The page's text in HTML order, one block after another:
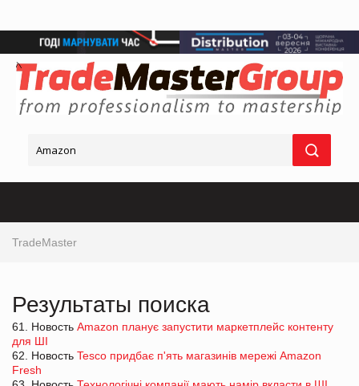
TradeMaster
Результаты поиска
61. Новость Amazon планує запустити маркетплейс контенту
для ШІ
62. Новость Tesco придбає п'ять магазинів мережі Amazon
Fresh